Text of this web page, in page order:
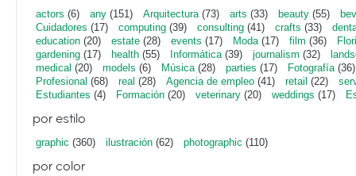
actors (6) any (151) Arquitectura(73) arts (33) beauty (55)
Cuidadores (17) computing (39) consulting (41) crafts (33)
education (20) estate (28) events (17) Moda(17) film (36)
gardening (17) health (55) Informática(39) journalism (32)
medical (20) models (6) Música(28) parties (17) Fotografía(36)
Profesional (68) real (28) Agencia de empleo (41) retail (22)
Estudiantes (4) Formación (20) veterinary (20) weddings (17)
por estilo
graphic (360) ilustración (62) photographic (110)
por color